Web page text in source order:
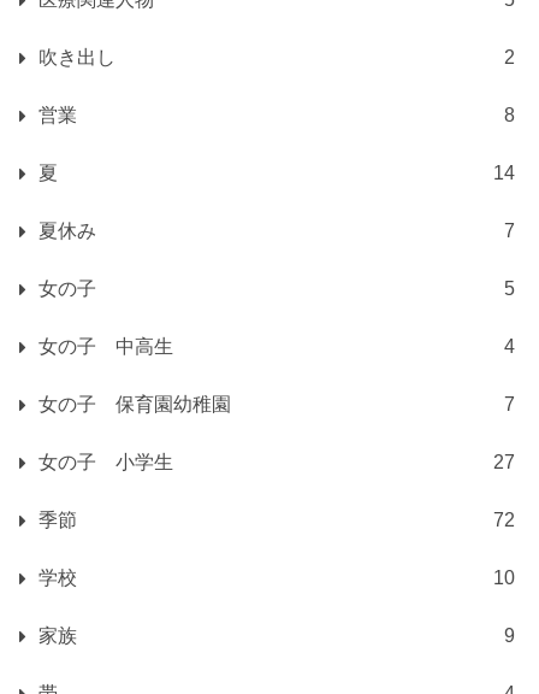
吹き出し 2
営業 8
夏 14
夏休み 7
女の子 5
女の子 中高生 4
女の子 保育園幼稚園 7
女の子 小学生 27
季節 72
学校 10
家族 9